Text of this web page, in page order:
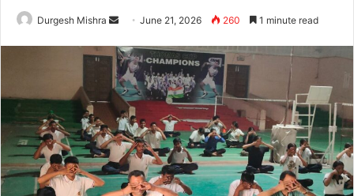
Durgesh Mishra
Send
email
June 21, 2026 260 1 minute read